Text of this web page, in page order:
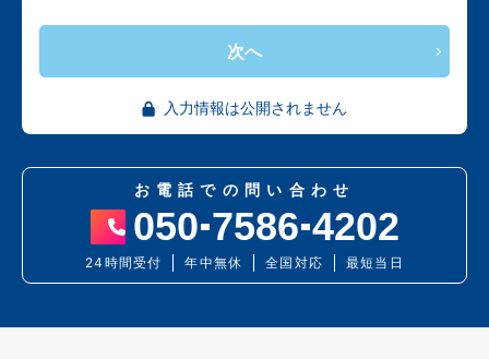
次へ
入力情報は公開されません
お電話での問い合わせ
050 7586 4202
24時間受付 年中無休 全国対応 最短当日